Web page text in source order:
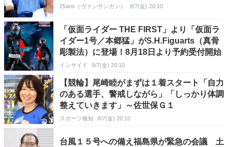
25ans（ヴァンサンカン） 8/7(金) 20:10
「仮面ライダー THE FIRST」より「仮面ラ
イダー1号／本郷猛」がS.H.Figuarts（真骨
彫製法）に登場！8月18日より予約受付開始
インサイド 8/7(金) 20:10
【競輪】尾崎睦がまずは１着スタート「自力
のある選手、警戒しながら」「しっかり体調
整えていきます」～佐世保Ｇ１
スポーツ報知 8/7(金) 20:10
台風１５号への備え福島県が緊急の会議 土